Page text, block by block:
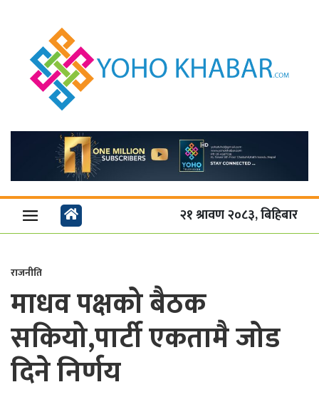
२१ श्रावण २०८३, बिहिबार
राजनीति
माधव पक्षको बैठक
सकियो,पार्टी एकतामै जोड
दिने निर्णय